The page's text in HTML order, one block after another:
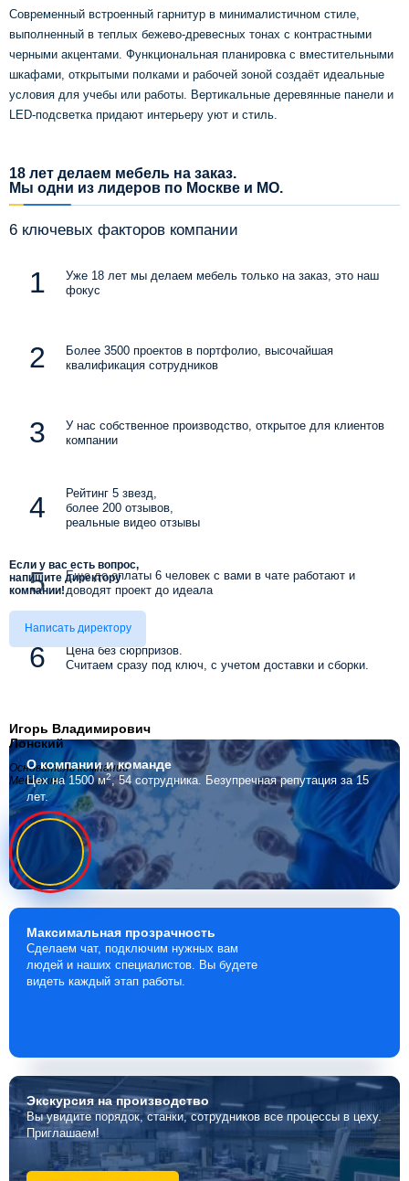
Современный встроенный гарнитур в минималистичном стиле,
выполненный в теплых бежево-древесных тонах с контрастными
черными акцентами. Функциональная планировка с вместительными
шкафами, открытыми полками и рабочей зоной создаёт идеальные
условия для учебы или работы. Вертикальные деревянные панели и
LED-подсветка придают интерьеру уют и стиль.
18 лет делаем мебель на заказ.
Мы одни из лидеров по Москве и МО.
6 ключевых факторов компании
Уже 18 лет мы делаем мебель только на заказ, это наш
фокус
Более 3500 проектов в портфолио, высочайшая
квалификация сотрудников
У нас собственное производство, открытое для клиентов
компании
Рейтинг 5 звезд,
более 200 отзывов,
реальные видео отзывы
Еще до оплаты 6 человек с вами в чате работают и
доводят проект до идеала
Цена без сюрпризов.
Считаем сразу под ключ, с учетом доставки и сборки.
Если у вас есть вопрос,
напишите директору
компании!
Написать директору
Игорь Владимирович
Лонский
Основатель компании
Мебелино
О компаниии команде
Цех на 1500 м2, 54 сотрудника. Безупречная репутация за 15
лет.
Максимальная прозрачность
Сделаем чат, подключим нужных вам
людей и наших специалистов. Вы будете
видеть каждый этап работы.
Экскурсияна производство
Вы увидите порядок, станки, сотрудников все процессы в цеху.
Приглашаем!